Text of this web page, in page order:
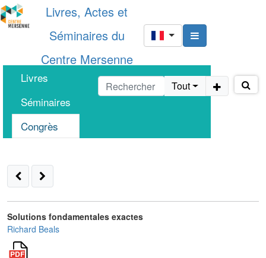
Livres, Actes et
Séminaires du
Centre Mersenne
Livres
Séminaires
Congrès
Tout
Solutions fondamentales exactes
Richard Beals